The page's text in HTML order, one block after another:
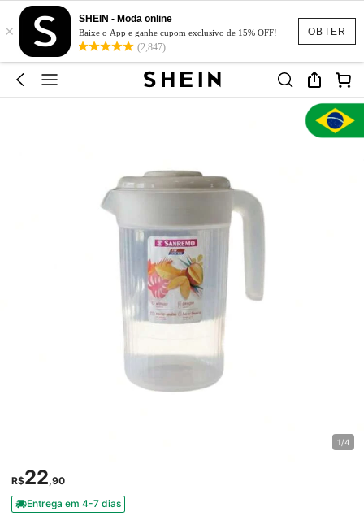
OBTER
×
SHEIN - Moda online
Baixe o App e ganhe cupom exclusivo de 15% OFF!
(2,847)
1/4
R$22,90
Entrega em 4-7 dias